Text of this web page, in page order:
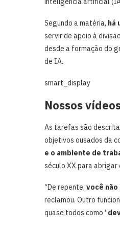
Segundo a matéria, há
servir de apoio à
desde a formação do
de IA.
smart_display
Nossos
As tarefas são
objetivos ousados da
e o ambiente de
século XX para abrigar
“De repente, você
reclamou. Outro
quase todos como “